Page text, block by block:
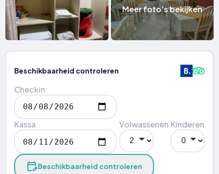
Meer foto's bekijken
Beschikbaarheid controleren
Checkin
Kassa Volwassenen Kinderen
Beschikbaarheid controleren